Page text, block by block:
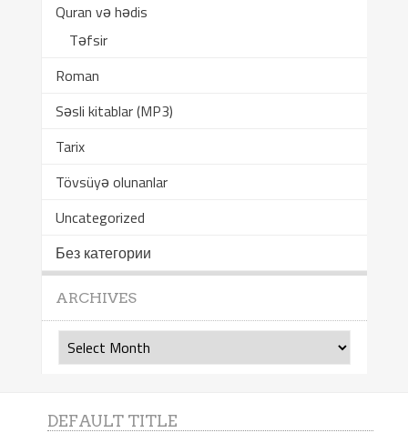
Quran və hədis
Təfsir
Roman
Səsli kitablar (MP3)
Tarix
Tövsüyə olunanlar
Uncategorized
Без категории
ARCHIVES
Archives
DEFAULT TITLE